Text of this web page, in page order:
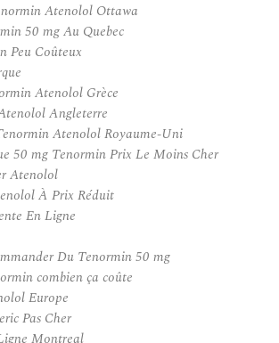
Atenolol Ottawa
50 mg Au Quebec
Peu Coûteux
Atenolol Grèce
Angleterre
Atenolol Royaume-Uni
50 mg Tenormin Prix Le Moins Cher
Atenolol
À Prix Réduit
En Ligne
Du Tenormin 50 mg
combien ça coûte
Europe
Pas Cher